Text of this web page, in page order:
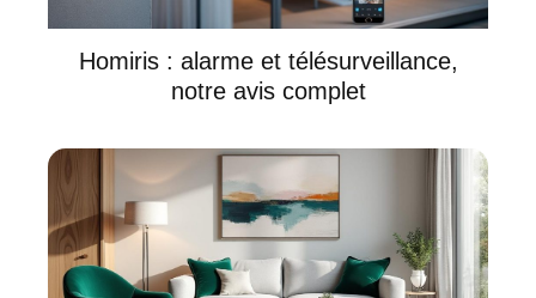
Homiris : alarme et télésurveillance,
notre avis complet